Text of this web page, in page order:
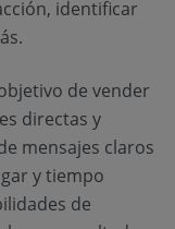
identificar
de vender
directas y
mensajes claros
y tiempo
de